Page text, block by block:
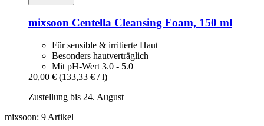
mixsoon Centella Cleansing Foam, 150 ml
Für sensible & irritierte Haut
Besonders hautverträglich
Mit pH-Wert 3.0 - 5.0
20,00 € (133,33 € / l)
Zustellung bis 24. August
mixsoon: 9 Artikel